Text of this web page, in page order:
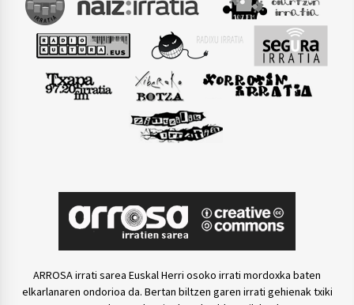
ARROSA irrati sarea Euskal Herri osoko irrati mordoxka baten
elkarlanaren ondorioa da. Bertan biltzen garen irrati gehienak txiki